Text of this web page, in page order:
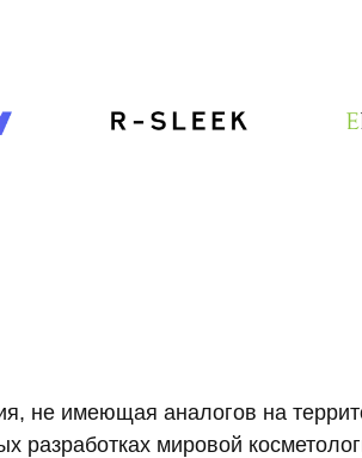
не имеющая аналогов на
разработках мировой